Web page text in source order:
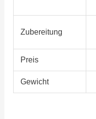
Zubereitung
Preis
Gewicht